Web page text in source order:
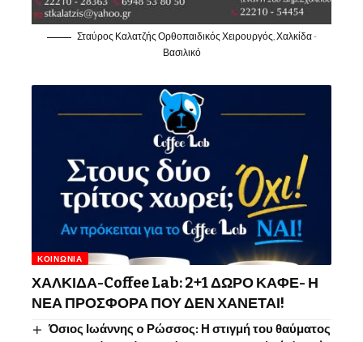
Σταύρος Καλατζής Ορθοπαιδικός Χειρουργός, Χαλκίδα -
Βασιλικό
ΚΟΙΝΩΝΊΑ
ΧΑΛΚΙΔΑ-Coffee Lab: 2+1 ΔΩΡΟ ΚΑΦΕ- Η
ΝΕΑ ΠΡΟΣΦΟΡΑ ΠΟΥ ΔΕΝ ΧΑΝΕΤΑΙ!
Όσιος Ιωάννης o Ρώσσος: Η στιγμή του θαύματος